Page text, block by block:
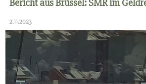
Bericht aus Brüssel: SMR im
2.11.2023